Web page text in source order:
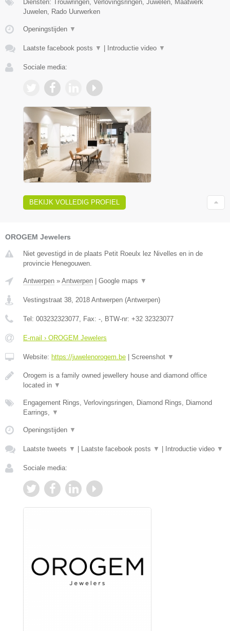
Diensten: Trouwringen, Verlovingsringen, Juwelen, Maatwerk
Juwelen, Rado Uurwerken
Openingstijden ▼
Laatste facebook posts ▼ Introductie video ▼
Sociale media:
BEKIJK VOLLEDIG PROFIEL
OROGEM Jewelers
Niet gevestigd in de plaats Petit Roeulx lez Nivelles en in de
provincie Henegouwen.
Antwerpen » Antwerpen Google maps ▼
Vestingstraat 38, 2018 Antwerpen (Antwerpen)
Tel: 003232323077, Fax: -, BTW-nr: +32 32323077
E-mail › OROGEM Jewelers
Website: https://juwelenorogem.be Screenshot ▼
Orogem is a family owned jewellery house and diamond office
located in ▼
Engagement Rings, Verlovingsringen, Diamond Rings, Diamond
Earrings, ▼
Openingstijden ▼
Laatste tweets ▼ Laatste facebook posts ▼ Introductie video ▼
Sociale media: